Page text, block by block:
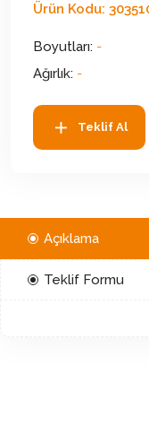
Ürün Kodu:
Boyutları: -
Ağırlık: -
Teklif Al
Açıklama
Teklif Formu